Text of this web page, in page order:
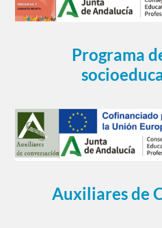
Programa
Auxiliares de